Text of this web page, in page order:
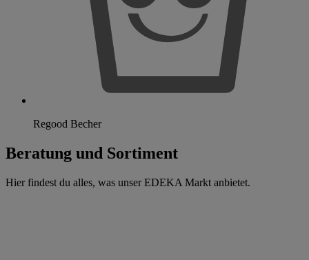
Regood Becher
Beratung und Sortiment
Hier findest du alles, was unser EDEKA Markt anbietet.